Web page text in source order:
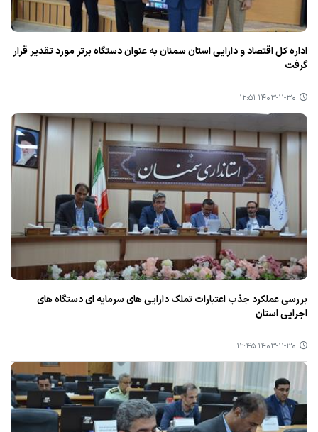
اداره كل اقتصاد و دارایی استان سمنان به عنوان دستگاه برتر مورد تقدیر قرار
گرفت
۱۴۰۳-۱۱-۳۰ ۱۲:۵۱
بررسی عملكرد جذب اعتبارات تملك دارایی های سرمایه ای دستگاه های
اجرایی استان
۱۴۰۳-۱۱-۳۰ ۱۲:۴۵